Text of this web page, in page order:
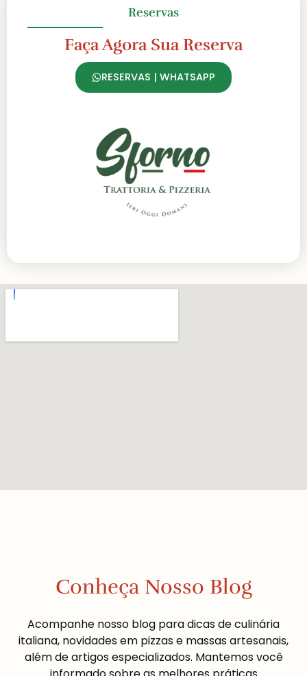
Reservas
Faça Agora Sua Reserva
RESERVAS | WHATSAPP
Conheça Nosso Blog
Acompanhe nosso blog para dicas de culinária
italiana, novidades em pizzas e massas artesanais,
além de artigos especializados. Mantemos você